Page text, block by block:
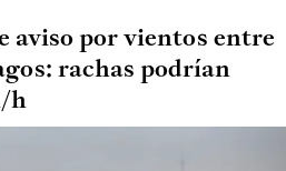
aviso por vientos entre
rachas podrían
h